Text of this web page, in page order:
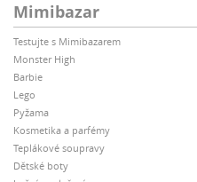
Mimibazar
Testujte s Mimibazarem
Monster High
Barbie
Lego
Pyžama
Kosmetika a parfémy
Teplákové soupravy
Dětské boty